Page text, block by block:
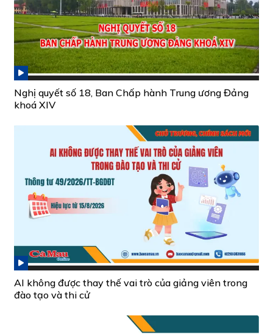
Nghị quyết số 18, Ban Chấp hành Trung ương Đảng
khoá XIV
AI không được thay thế vai trò của giảng viên trong
đào tạo và thi cử